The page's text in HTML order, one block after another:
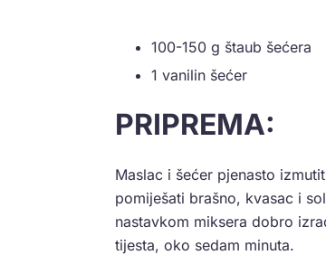
100-150 g štaub šećera
1 vanilin šećer
PRIPREMA:
Maslac i šećer pjenasto
pomiješati brašno, kvasac i
nastavkom miksera dobro
tijesta, oko sedam minuta.